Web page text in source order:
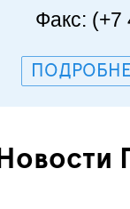
Факс: (+7
Новости